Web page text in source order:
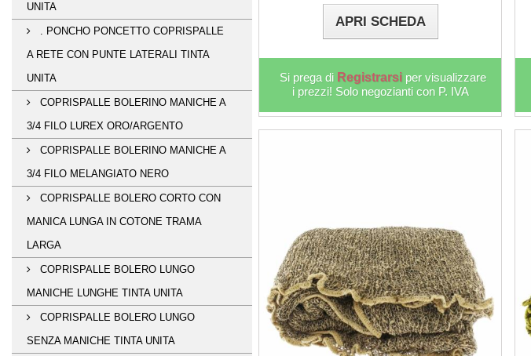
UNITA
. PONCHO PONCETTO COPRISPALLE
A RETE CON PUNTE LATERALI TINTA
UNITA
COPRISPALLE BOLERINO MANICHE A
3/4 FILO LUREX ORO/ARGENTO
COPRISPALLE BOLERINO MANICHE A
3/4 FILO MELANGIATO NERO
COPRISPALLE BOLERO CORTO CON
MANICA LUNGA IN COTONE TRAMA
LARGA
COPRISPALLE BOLERO LUNGO
MANICHE LUNGHE TINTA UNITA
COPRISPALLE BOLERO LUNGO
SENZA MANICHE TINTA UNITA
APRI SCHEDA
Si prega di Registrarsi per visualizzare
i prezzi! Solo negozianti con P. IVA